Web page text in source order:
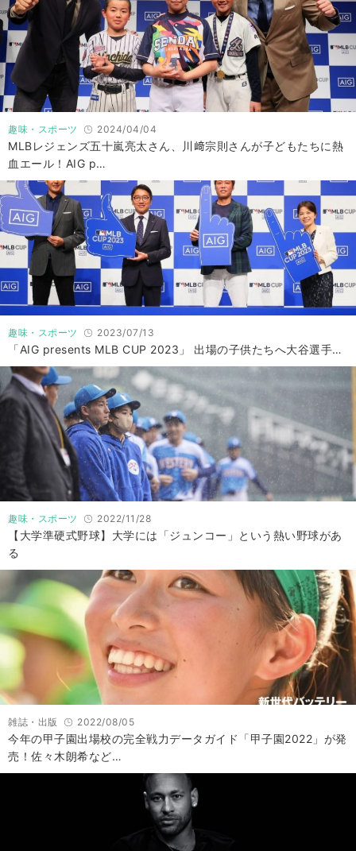
趣味・スポーツ 2024/04/04
MLBレジェンズ五十嵐亮太さん、川﨑宗則さんが子どもたちに熱
血エール！AIG p…
趣味・スポーツ 2023/07/13
「AIG presents MLB CUP 2023」 出場の子供たちへ大谷選手…
趣味・スポーツ 2022/11/28
【大学準硬式野球】大学には「ジュンコー」という熱い野球があ
る
雑誌・出版 2022/08/05
今年の甲子園出場校の完全戦力データガイド「甲子園2022」が発
売！佐々木朗希など…